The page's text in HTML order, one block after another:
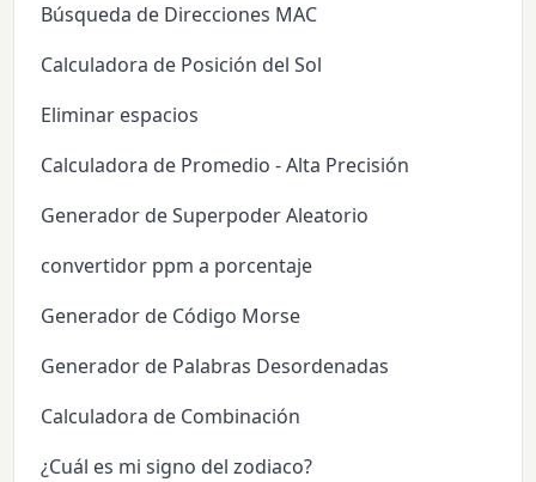
Búsqueda de Direcciones MAC
Calculadora de Posición del Sol
Eliminar espacios
Calculadora de Promedio - Alta Precisión
Generador de Superpoder Aleatorio
convertidor ppm a porcentaje
Generador de Código Morse
Generador de Palabras Desordenadas
Calculadora de Combinación
¿Cuál es mi signo del zodiaco?